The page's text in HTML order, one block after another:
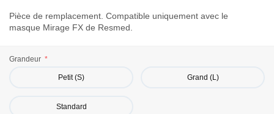
Galerie
d’images
Pièce de remplacement. Compatible uniquement avec le
masque Mirage FX de Resmed.
Grandeur
Petit (S) Grand (L)
Standard